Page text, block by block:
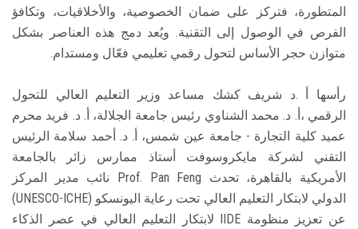
المتطورة، فتركز على ضمان الخصوصية، والأخلاقيات، وتكافؤ
الفرص في الوصول إلى التقنية. ويُعد دمج هذه العناصر بشكل
متوازن حجر الأساس لتحول رقمي تعليمي فعّال ومستدام.
رأسها أ .د شريف كشك مساعد وزير التعليم العالي للتحول
الرقمي ،أ. د. محمد الشناوي رئيس جامعة الجلالة، أ. د. فريد محرم
عميد كلية التجارة - جامعة عين شمس، أ. د. أحمد سلامة الرئيس
التقني لشركة مايكروسوفت أستاذ ممارس زائر بالجامعة
الأمريكية بالقاهرة، تحدث Prof. Pan Feng نائب مدير المركز
الدولي لابتكار التعليم العالي تحت رعاية اليونسكو (UNESCO-ICHE)
عن تعزيز منظومة IIDE لابتكار التعليم العالي في عصر الذكاء